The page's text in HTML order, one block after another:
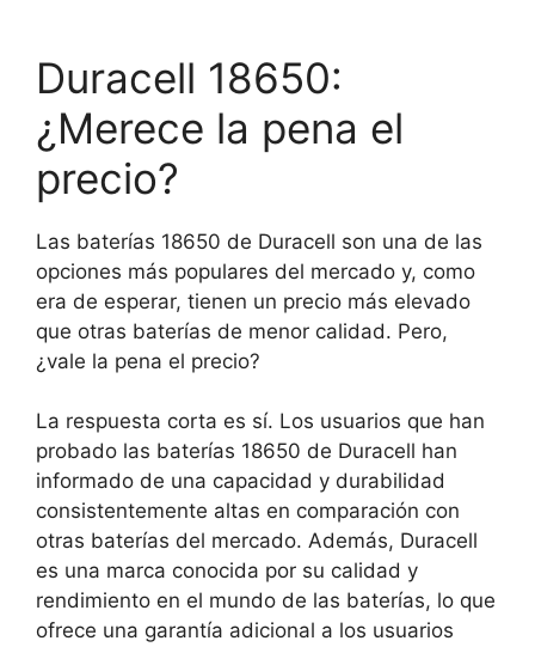
Duracell 18650:
¿Merece la pena el
precio?
Las baterías 18650 de Duracell son una de las
opciones más populares del mercado y, como
era de esperar, tienen un precio más elevado
que otras baterías de menor calidad. Pero,
¿vale la pena el precio?
La respuesta corta es sí. Los usuarios que han
probado las baterías 18650 de Duracell han
informado de una capacidad y durabilidad
consistentemente altas en comparación con
otras baterías del mercado. Además, Duracell
es una marca conocida por su calidad y
rendimiento en el mundo de las baterías, lo que
ofrece una garantía adicional a los usuarios